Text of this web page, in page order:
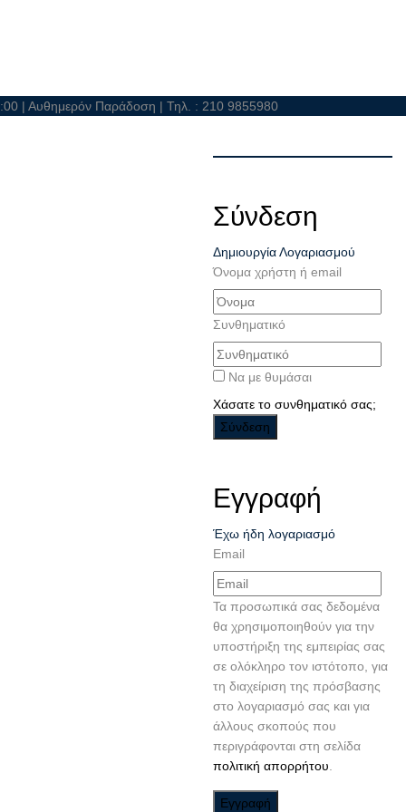
| Αυθημερόν Παράδοση | Τηλ. : 210 9855980
Σύνδεση
Δημιουργία Λογαριασμού
Όνομα χρήστη ή email
Συνθηματικό
Να με θυμάσαι
Χάσατε το συνθηματικό σας;
Εγγραφή
Έχω ήδη λογαριασμό
Email
Τα προσωπικά σας δεδομένα
θα χρησιμοποιηθούν για την
υποστήριξη της εμπειρίας σας
σε ολόκληρο τον ιστότοπο, για
τη διαχείριση της πρόσβασης
στο λογαριασμό σας και για
άλλους σκοπούς που
περιγράφονται στη σελίδα
πολιτική απορρήτου